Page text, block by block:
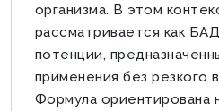
организма. В этом
рассматривается как
потенции,
применения без резкого
Формула ориентирована